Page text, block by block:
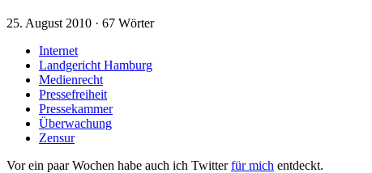
25. August 2010 · 67 Wörter
Internet
Landgericht Hamburg
Medienrecht
Pressefreiheit
Pressekammer
Überwachung
Zensur
Vor ein paar Wochen habe auch ich Twitterfür mich entdeckt.